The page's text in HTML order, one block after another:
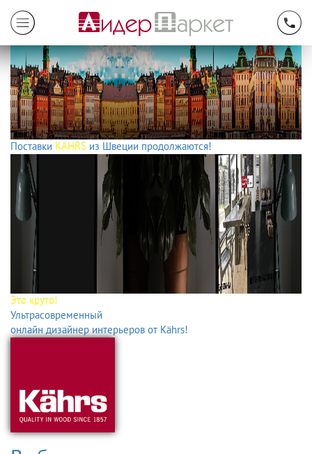
Поставки KÄHRS из Швеции продолжаются!
Это круто!
Ультрасовременный
онлайн дизайнер интерьеров от Kährs!